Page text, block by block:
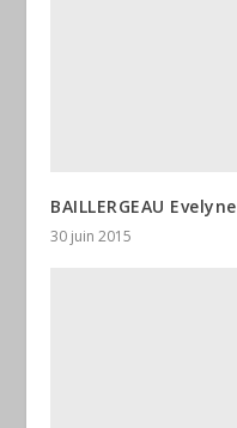
BAILLERGEAU Evelyne
30 juin 2015